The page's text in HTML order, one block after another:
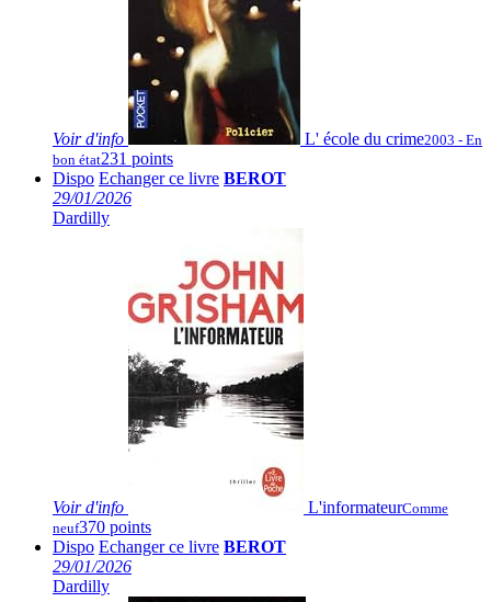
Voir d'info L' école du crime2003 - En
bon état231 points
Dispo Echanger ce livre BEROT
29/01/2026
Dardilly
Voir d'info L'informateurComme
neuf370 points
Dispo Echanger ce livre BEROT
29/01/2026
Dardilly